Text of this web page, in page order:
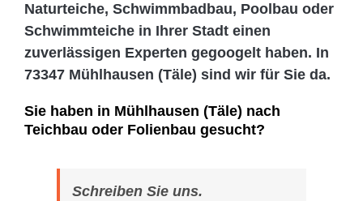
Naturteiche, Schwimmbadbau, Poolbau oder
Schwimmteiche in Ihrer Stadt einen
zuverlässigen Experten gegoogelt haben. In
73347 Mühlhausen (Täle) sind wir für Sie da.
Sie haben in Mühlhausen (Täle) nach
Teichbau oder Folienbau gesucht?
Schreiben Sie uns.